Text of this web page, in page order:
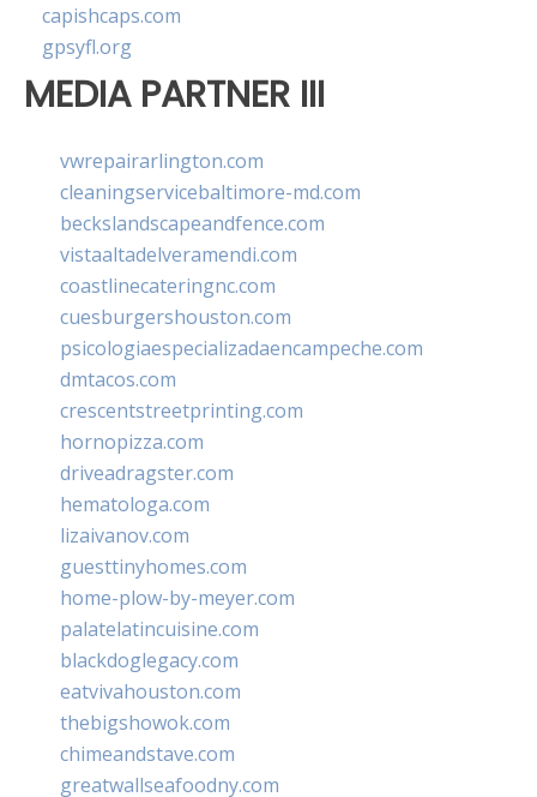
capishcaps.com
gpsyfl.org
MEDIA PARTNER III
vwrepairarlington.com
cleaningservicebaltimore-md.com
beckslandscapeandfence.com
vistaaltadelveramendi.com
coastlinecateringnc.com
cuesburgershouston.com
psicologiaespecializadaencampeche.com
dmtacos.com
crescentstreetprinting.com
hornopizza.com
driveadragster.com
hematologa.com
lizaivanov.com
guesttinyhomes.com
home-plow-by-meyer.com
palatelatincuisine.com
blackdoglegacy.com
eatvivahouston.com
thebigshowok.com
chimeandstave.com
greatwallseafoodny.com